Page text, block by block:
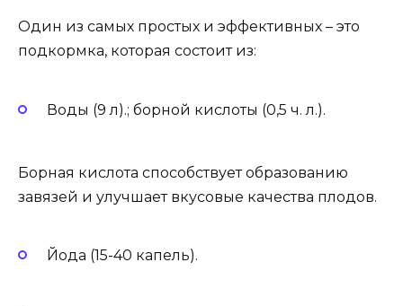
Один из самых простых и эффективных – это
подкормка, которая состоит из:
Воды (9 л).; борной кислоты (0,5 ч. л.).
Борная кислота способствует образованию
завязей и улучшает вкусовые качества плодов.
Йода (15-40 капель).